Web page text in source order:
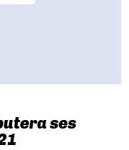
ses